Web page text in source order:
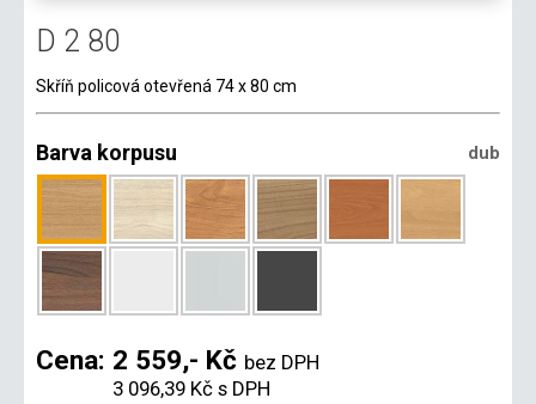
D 2 80
Skříň policová otevřená 74 x 80 cm
Barva korpusu dub
Cena: 2 559,- Kč bez DPH
3 096,39 Kč s DPH